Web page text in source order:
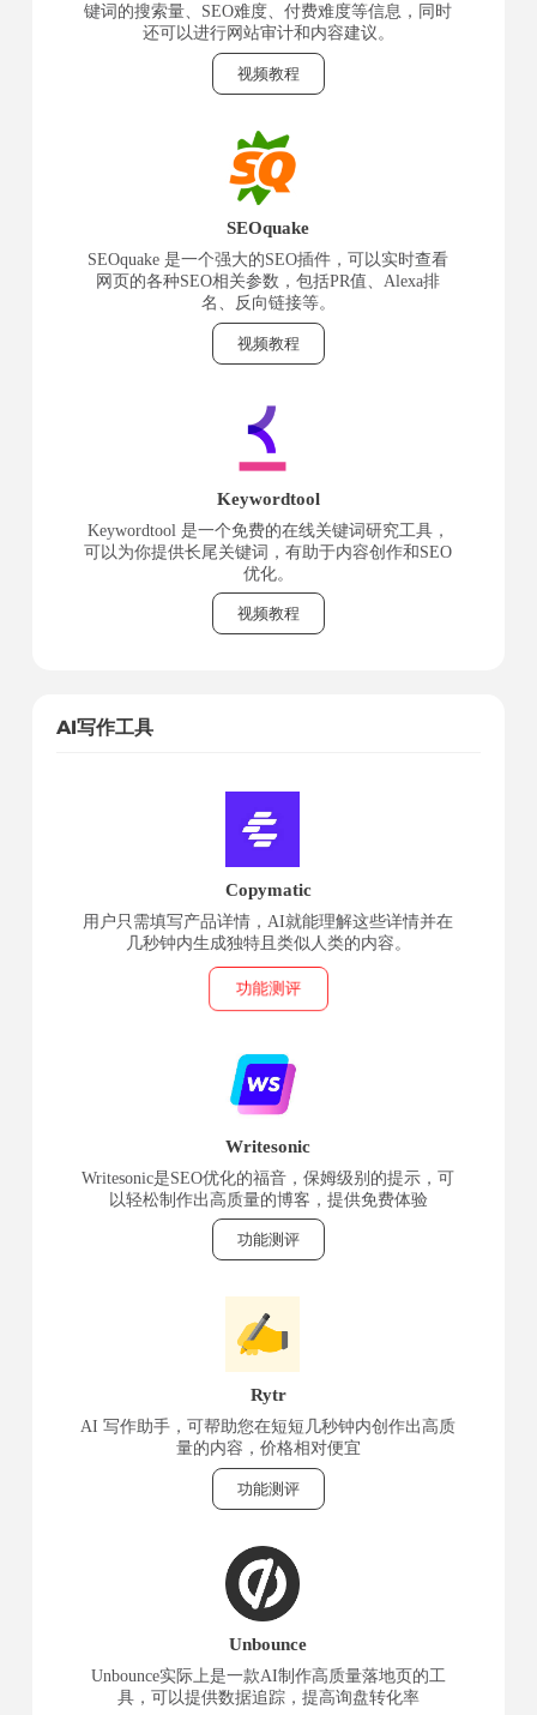
键词的搜索量、SEO难度、付费难度等信息，同时
还可以进行网站审计和内容建议。
视频教程
SEOquake
SEOquake 是一个强大的SEO插件，可以实时查看
网页的各种SEO相关参数，包括PR值、Alexa排
名、反向链接等。
视频教程
Keywordtool
Keywordtool 是一个免费的在线关键词研究工具，
可以为你提供长尾关键词，有助于内容创作和SEO
优化。
视频教程
AI写作工具
Copymatic
用户只需填写产品详情，AI就能理解这些详情并在
几秒钟内生成独特且类似人类的内容。
功能测评
Writesonic
Writesonic是SEO优化的福音，保姆级别的提示，可
以轻松制作出高质量的博客，提供免费体验
功能测评
Rytr
AI 写作助手，可帮助您在短短几秒钟内创作出高质
量的内容，价格相对便宜
功能测评
Unbounce
Unbounce实际上是一款AI制作高质量落地页的工
具，可以提供数据追踪，提高询盘转化率